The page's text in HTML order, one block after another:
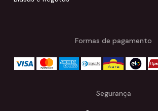
Formas de pagamento
Segurança